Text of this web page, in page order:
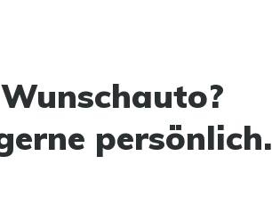
persönlich.